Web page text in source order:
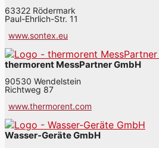
63322 Rödermark
Paul-Ehrlich-Str. 11
www.sontex.eu
thermorent MessPartner GmbH
90530 Wendelstein
Richtweg 87
www.thermorent.com
Wasser-Geräte GmbH